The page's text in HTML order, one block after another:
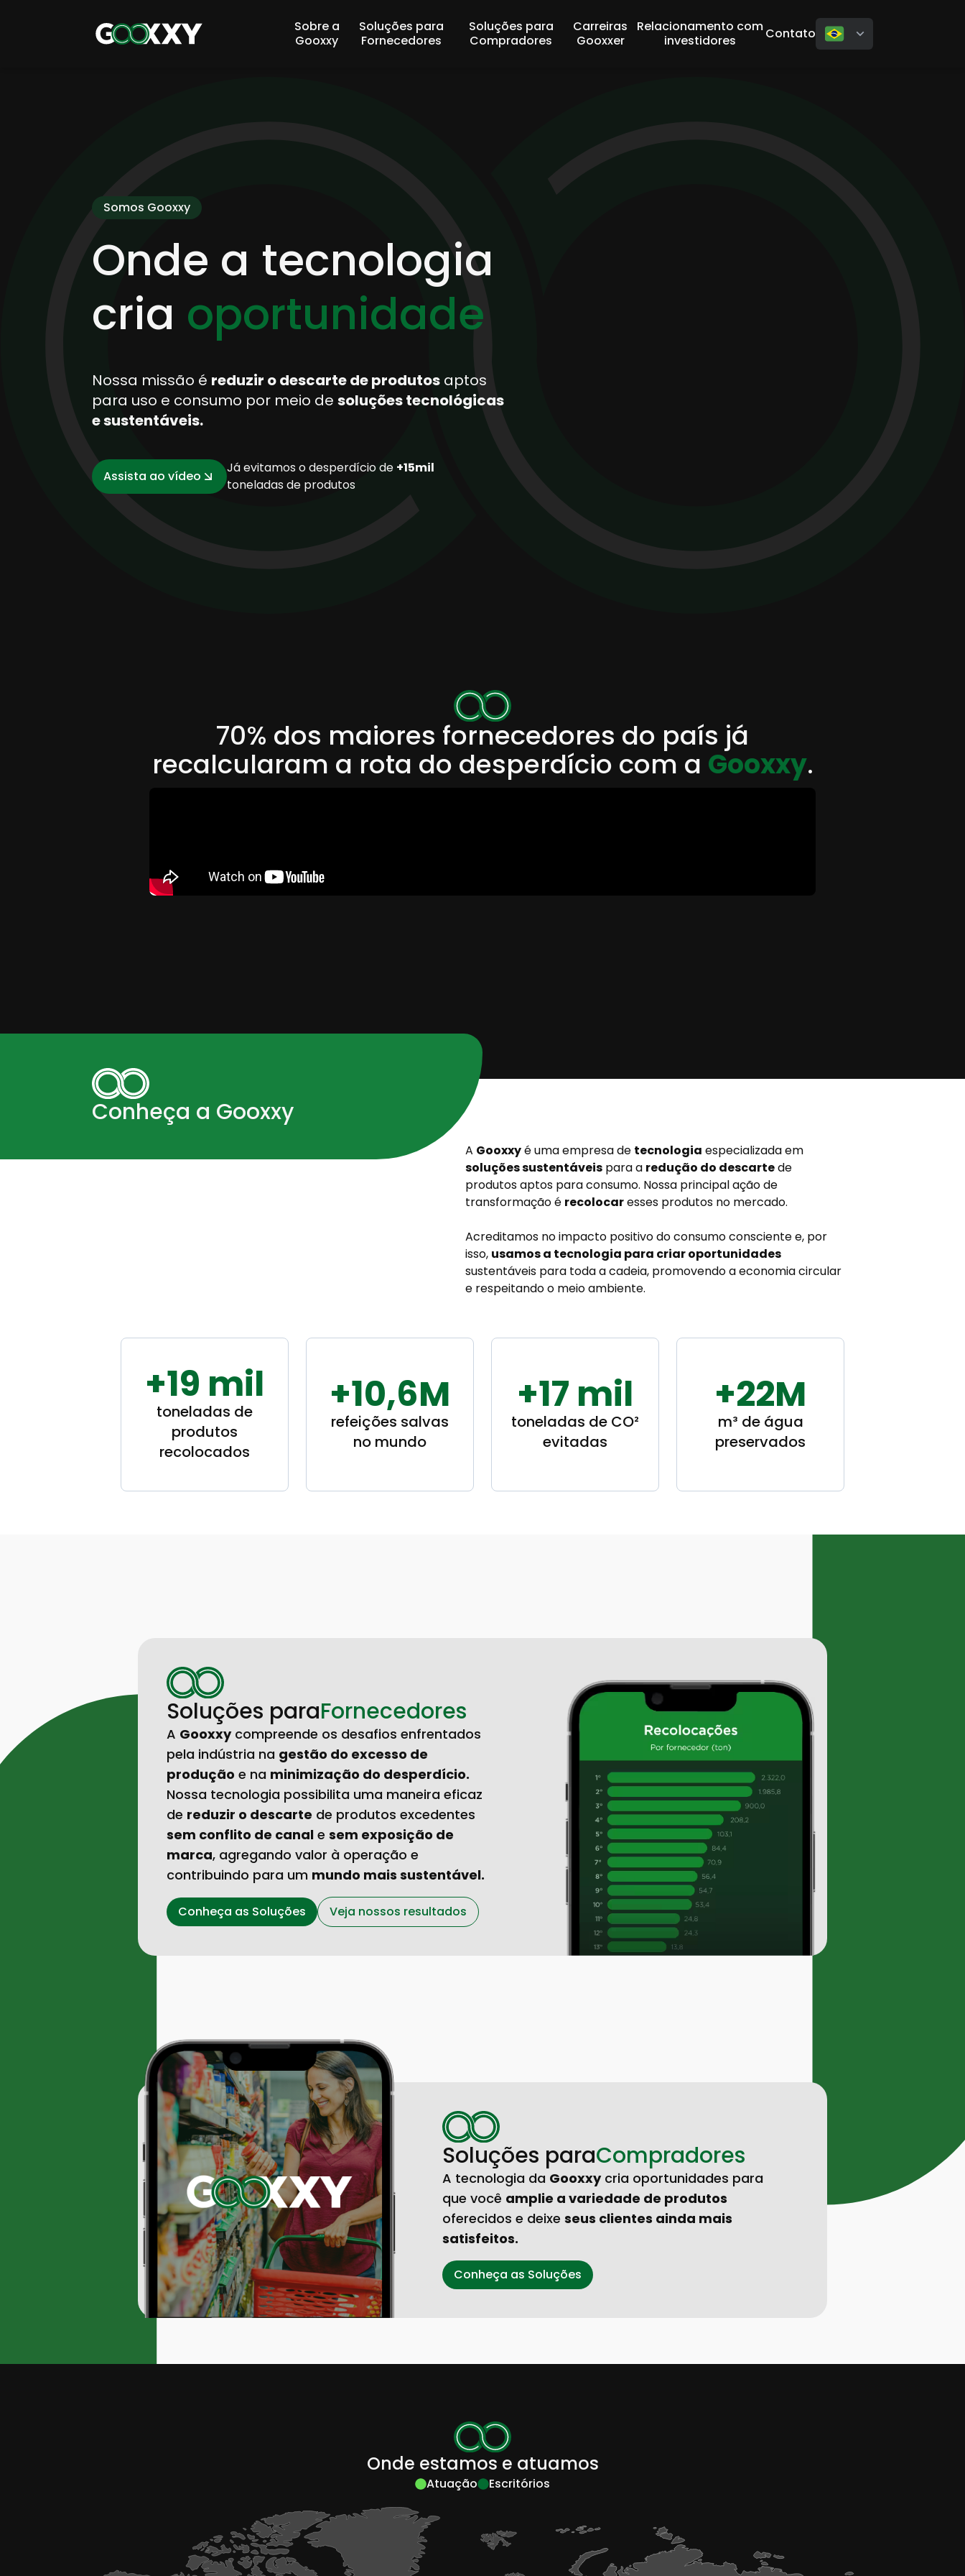
Sobre a
Gooxxy
Soluções para
Fornecedores
Soluções para
Compradores
Carreiras
Gooxxer
Relacionamento com
investidores
Contato
Somos Gooxxy
Onde a tecnologia
cria oportunidade
Nossa missão é reduzir o descarte de produtos aptos
para uso e consumo por meio de soluções tecnológicas
e sustentáveis.
Assista ao vídeo
Já evitamos o desperdício de +15mil
toneladas de produtos
70% dos maiores fornecedores do país já
recalcularam a rota do desperdício com a Gooxxy.
Conheça a Gooxxy
A Gooxxyé uma empresa de tecnologia especializada em
soluções sustentáveis para a redução do descartede
produtos aptos para consumo. Nossa principal ação de
transformação é recolocaresses produtos no mercado.
Acreditamos no impacto positivo do consumo consciente e, por
isso, usamos a tecnologia para criar oportunidades
sustentáveis para toda a cadeia, promovendo a economia circular
e respeitando o meio ambiente.
+19 mil
toneladas de
produtos
recolocados
+10,6M
refeições salvas
no mundo
+17 mil
toneladas de CO²
evitadas
+22M
m³ de água
preservados
Soluções paraFornecedores
A Gooxxycompreende os desafios enfrentados
pela indústria na gestão do excesso de
produção e na minimização do desperdício.
Nossa tecnologia possibilita uma maneira eficaz
de reduzir o descarte de produtos excedentes
sem conflito de canal e sem exposição de
marca, agregando valor à operação e
contribuindo para um mundo mais sustentável.
Conheça as Soluções Veja nossos resultados
Soluções paraCompradores
A tecnologia da Gooxxycria oportunidades para
que você amplie a variedade de produtos
oferecidos e deixe seus clientes ainda mais
satisfeitos.
Conheça as Soluções
Onde estamos e atuamos
Atuação Escritórios